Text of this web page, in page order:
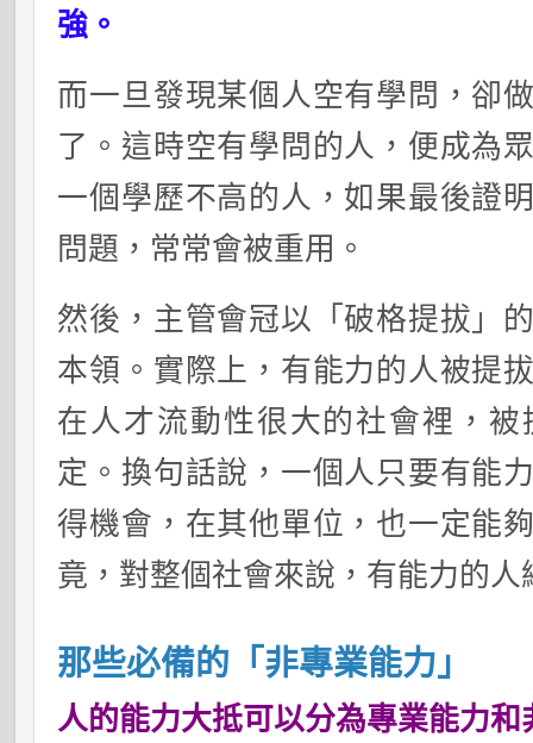
強。
而一旦發現某個人空有學問，卻
了。這時空有學問的人，便成為
一個學歷不高的人，如果最後證
問題，常常會被重用。
然後，主管會冠以「破格提拔」
本領。實際上，有能力的人被提
在人才流動性很大的社會裡，
定。換句話說，一個人只要有能
得機會，在其他單位，也一定能
竟，對整個社會來說，有能力的人
那些必備的「非專業能力」
人的能力大抵可以分為專業能力和